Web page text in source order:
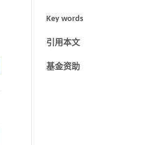
Key words
引用本文
基金资助